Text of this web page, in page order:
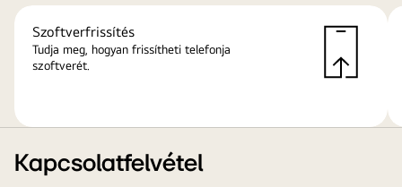
Szoftverfrissítés
Tudja meg, hogyan frissítheti telefonja
szoftverét.
Kapcsolatfelvétel